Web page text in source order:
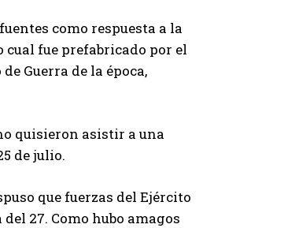
como respuesta a la
cual fue prefabricado por el
Guerra de la época,
quisieron asistir a una
de julio.
que fuerzas del Ejército
27. Como hubo amagos